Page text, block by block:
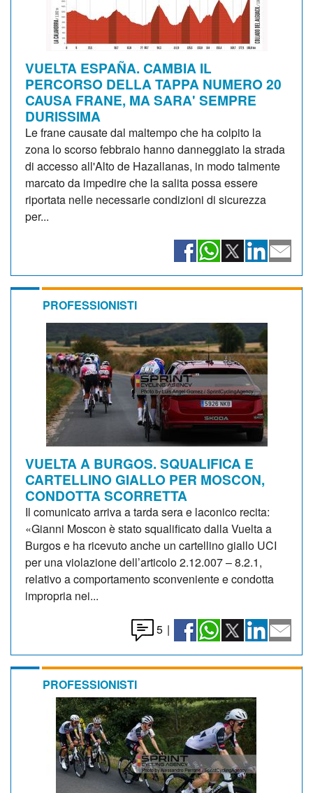
VUELTA ESPAÑA. CAMBIA IL
PERCORSO DELLA TAPPA NUMERO 20
CAUSA FRANE, MA SARA' SEMPRE
DURISSIMA
Le frane causate dal maltempo che ha colpito la
zona lo scorso febbraio hanno danneggiato la strada
di accesso all'Alto de Hazallanas, in modo talmente
marcato da impedire che la salita possa essere
riportata nelle necessarie condizioni di sicurezza
per...
PROFESSIONISTI
VUELTA A BURGOS. SQUALIFICA E
CARTELLINO GIALLO PER MOSCON,
CONDOTTA SCORRETTA
Il comunicato arriva a tarda sera e laconico recita:
«Gianni Moscon è stato squalificato dalla Vuelta a
Burgos e ha ricevuto anche un cartellino giallo UCI
per una violazione dell’articolo 2.12.007 – 8.2.1,
relativo a comportamento sconveniente e condotta
impropria nei...
5 |
PROFESSIONISTI